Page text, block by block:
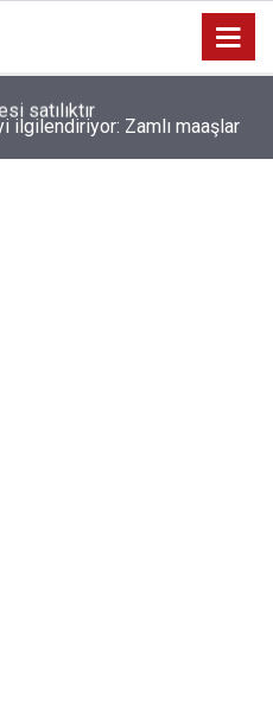
Zamlı maaşlar